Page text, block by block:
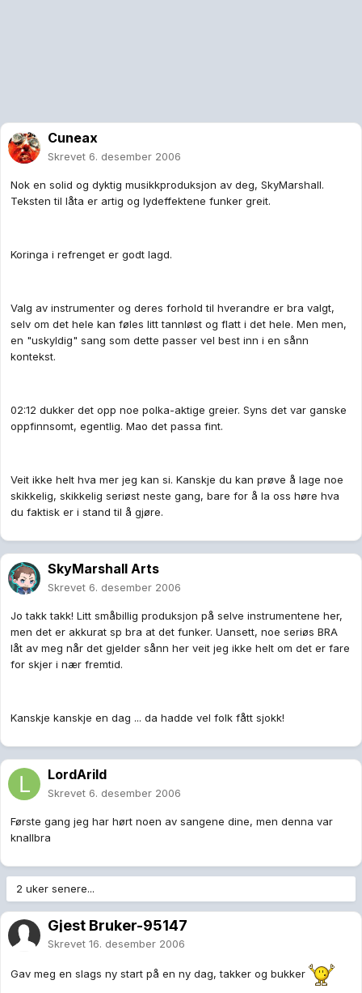
Cuneax
Skrevet 6. desember 2006
Nok en solid og dyktig musikkproduksjon av deg, SkyMarshall.
Teksten til låta er artig og lydeffektene funker greit.
Koringa i refrenget er godt lagd.
Valg av instrumenter og deres forhold til hverandre er bra valgt,
selv om det hele kan føles litt tannløst og flatt i det hele. Men men,
en "uskyldig" sang som dette passer vel best inn i en sånn
kontekst.
02:12 dukker det opp noe polka-aktige greier. Syns det var ganske
oppfinnsomt, egentlig. Mao det passa fint.
Veit ikke helt hva mer jeg kan si. Kanskje du kan prøve å lage noe
skikkelig, skikkelig seriøst neste gang, bare for å la oss høre hva
du faktisk er i stand til å gjøre.
SkyMarshall Arts
Skrevet 6. desember 2006
Jo takk takk! Litt småbillig produksjon på selve instrumentene her,
men det er akkurat sp bra at det funker. Uansett, noe seriøs BRA
låt av meg når det gjelder sånn her veit jeg ikke helt om det er fare
for skjer i nær fremtid.
Kanskje kanskje en dag ... da hadde vel folk fått sjokk!
LordArild
Skrevet 6. desember 2006
Første gang jeg har hørt noen av sangene dine, men denna var
knallbra
2 uker senere...
Gjest Bruker-95147
Skrevet 16. desember 2006
Gav meg en slags ny start på en ny dag, takker og bukker